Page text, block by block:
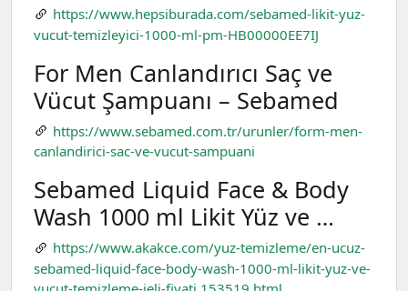
https://www.hepsiburada.com/sebamed-likit-yuz-
vucut-temizleyici-1000-ml-pm-HB00000EE7IJ
For Men Canlandırıcı Saç ve
Vücut Şampuanı – Sebamed
https://www.sebamed.com.tr/urunler/form-men-
canlandirici-sac-ve-vucut-sampuani
Sebamed Liquid Face & Body
Wash 1000 ml Likit Yüz ve …
https://www.akakce.com/yuz-temizleme/en-ucuz-
sebamed-liquid-face-body-wash-1000-ml-likit-yuz-ve-